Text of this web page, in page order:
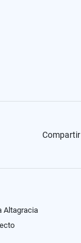
Compartir
Altagracia